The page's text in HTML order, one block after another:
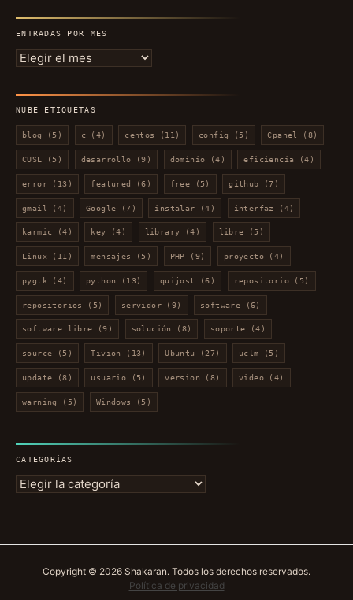
ENTRADAS POR MES
Entradas
NUBE ETIQUETAS
blog (5) c (4) centos (11) config (5) Cpanel (8)
CUSL (5) desarrollo (9) dominio (4) eficiencia (4)
error(13) featured (6) free (5) github (7)
gmail (4) Google (7) instalar (4) interfaz (4)
karmic (4) key (4) library (4) libre (5)
Linux (11) mensajes (5) PHP (9) proyecto (4)
pygtk (4) python (13) quijost (6) repositorio (5)
repositorios (5) servidor(9) software (6)
software libre (9) solución (8) soporte (4)
source (5) Tivion (13) Ubuntu (27) uclm (5)
update (8) usuario (5) version (8) video (4)
warning (5) Windows (5)
CATEGORÍAS
Copyright © 2026 Shakaran. Todos los derechos reservados.
Política de privacidad